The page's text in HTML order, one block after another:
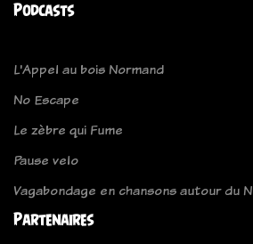
Podcasts
L'Appel au bois Normand
No Escape
Le zèbre qui Fume
Pause velo
Vagabondage en chansons autour du
Partenaires